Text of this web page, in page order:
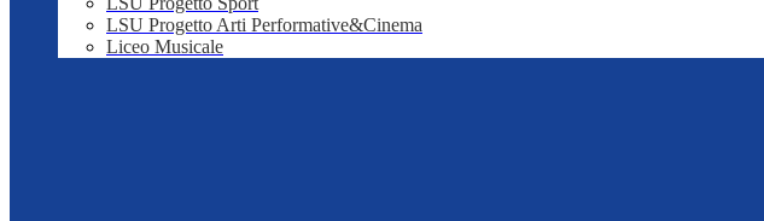
LSU Progetto Arti Performative&Cinema
Liceo Musicale